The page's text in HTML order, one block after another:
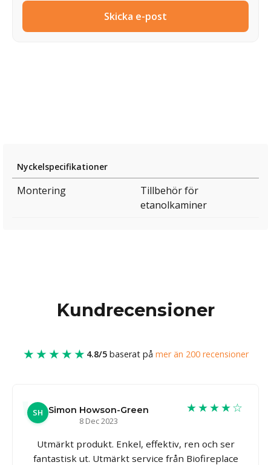
Skicka e-post
Nyckelspecifikationer
Montering
Tillbehör för
etanolkaminer
Kundrecensioner
★★★★★ 4.8/5baserat på mer än 200 recensioner
SH Simon Howson-Green
8 Dec 2023
★★★★☆
Utmärkt produkt. Enkel, effektiv, ren och ser
fantastisk ut. Utmärkt service från Biofireplace